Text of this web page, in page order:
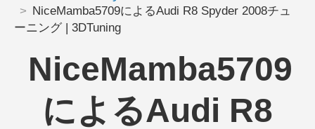
NiceMamba5709によるAudi R8 Spyder 2008チュ
ーニング | 3DTuning
NiceMamba5709
によるAudi R8